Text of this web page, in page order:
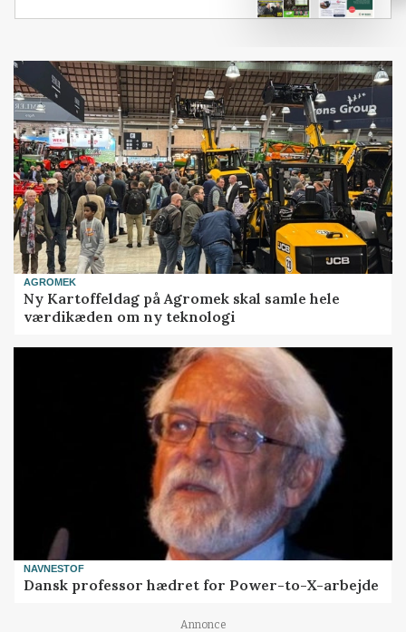
AGROMEK
Ny Kartoffeldag på Agromek skal samle hele
værdikæden om ny teknologi
NAVNESTOF
Dansk professor hædret for Power-to-X-arbejde
Annonce